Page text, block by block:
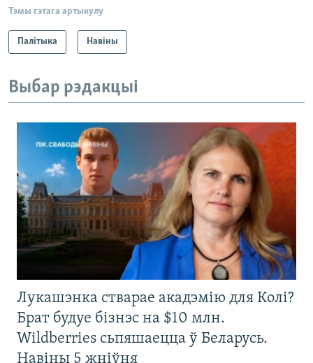
Тэмы гэтага артыкулу
Палітыка Навіны
Выбар рэдакцыі
Лукашэнка стварае акадэмію для Колі?
Брат будуе бізнэс на $10 млн.
Wildberries сьпяшаецца ў Беларусь.
Навіны 5 жніўня